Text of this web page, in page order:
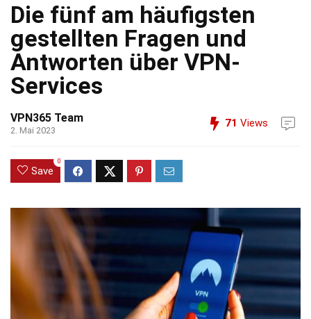
Die fünf am häufigsten
gestellten Fragen und
Antworten über VPN-
Services
VPN365 Team
2. Mai 2023
71 Views
Save
0